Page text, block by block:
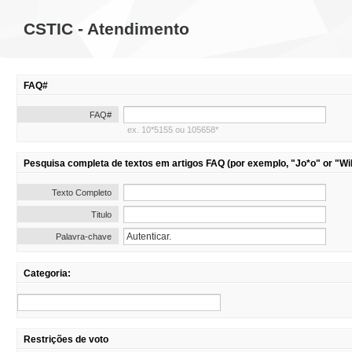
CSTIC - Atendimento
FAQ#
FAQ#
ex. 10*5155 ou 105658*
Pesquisa completa de textos em artigos FAQ (por exemplo, "Jo*o" or
Texto Completo
Titulo
Palavra-chave
Categoria:
Restrições de voto